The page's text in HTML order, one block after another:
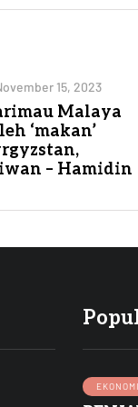
15, 2023
Malaya
‘makan’
– Hamidin
EKONOMI